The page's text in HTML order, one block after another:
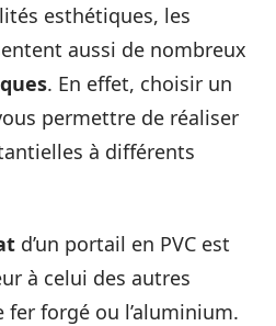
esthétiques, les
aussi de nombreux
. En effet, choisir un
permettre de réaliser
à différents
d’un portail en PVC est
à celui des autres
forgé ou l’aluminium.